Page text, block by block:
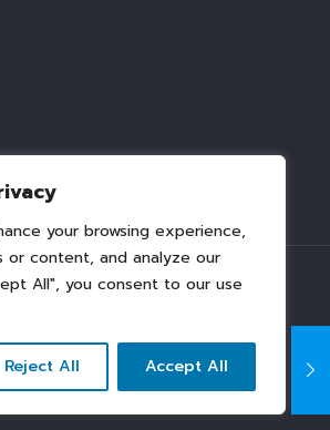
your browsing experience,
or content, and analyze our
All", you consent to our use
Reject All Accept All